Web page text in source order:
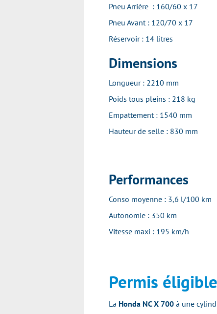
Pneu Arrière : 160/60 x 17
Pneu Avant : 120/70 x 17
Réservoir : 14 litres
Dimensions
Longueur : 2210 mm
Poids tous pleins : 218 kg
Empattement : 1540 mm
Hauteur de selle : 830 mm
Performances
Conso moyenne : 3,6 l/100 km
Autonomie : 350 km
Vitesse maxi : 195 km/h
Permis
La Honda NC X 700 à une